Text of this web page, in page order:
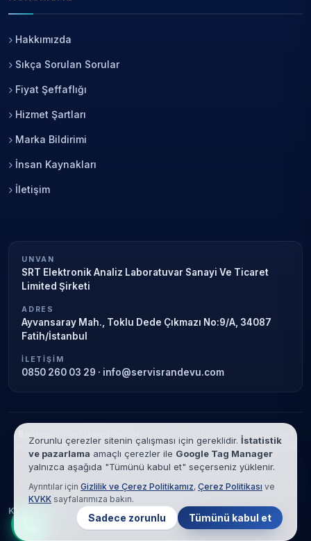
Hakkımızda
Sıkça Sorulan Sorular
Fiyat Şeffaflığı
Hizmet Şartları
Marka Bildirimi
İnsan Kaynakları
İletişim
UNVAN
SRT Elektronik Analiz Laboratuvar Sanayi Ve Ticaret
Limited Şirketi
ADRES
Ayvansaray Mah., Toklu Dede Çıkmazı No:9/A, 34087
Fatih/İstanbul
İLETIŞIM
0850 260 03 29 · info@servisrandevu.com
Garanti süresi sona ermiş veya özel
servis kapsamındaki cihazlar için hizmet verilir. Marka adları yalnızca
tanımlama amaçlıdır; yetkili servis ilişkisi bulunmamaktadır.
© 2026 SRT Elektronik Analiz Laboratuvar Sanayi Ve Ticaret Limited
Şirketi. Tüm hakları saklıdır.
KVKK
Çerez Politikası Hizmet Şartları
Zorunlu çerezler sitenin çalışması için gereklidir. İstatistik
ve pazarlama amaçlı çerezler ile Google Tag Manager
yalnızca aşağıda "Tümünü kabul et" seçerseniz yüklenir.
Ayrıntılar için Gizlilik ve Çerez Politikamız, Çerez Politikası ve
KVKK sayfalarımıza bakın.
Sadece zorunlu Tümünü kabul et